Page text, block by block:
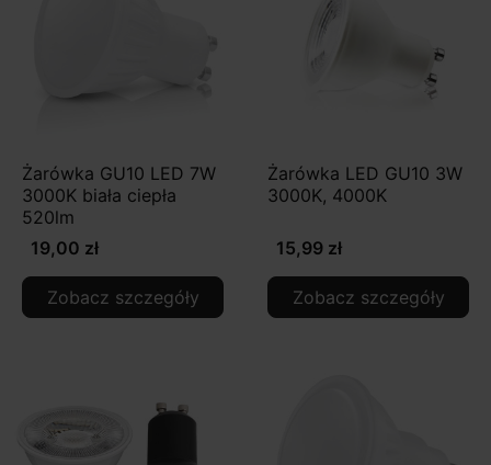
Żarówka GU10 LED 7W
3000K biała ciepła
520lm
19,00 zł
Zobacz szczegóły
Żarówka LED GU10 3W
3000K, 4000K
15,99 zł
Zobacz szczegóły